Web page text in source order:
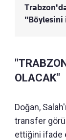
"Böylesini
OLACAK"
Doğan,
transfer
ettiğini ifade